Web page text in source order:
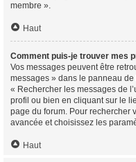
membre ».
Haut
Comment puis-je trouver mes
Vos messages peuvent être
messages » dans le panneau
« Rechercher les messages de
profil ou bien en cliquant sur le
page du forum. Pour rechercher
avancée et choisissez les
Haut